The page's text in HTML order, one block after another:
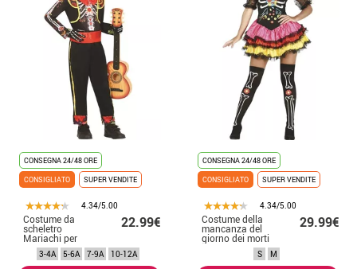
CONSEGNA 24/48 ORE
CONSIGLIATO
SUPER VENDITE
4.34/5.00
Costume da
scheletro
Mariachi per
bambino
22.99€
3-4A 5-6A 7-9A 10-12A
CONSEGNA 24/48 ORE
CONSIGLIATO
SUPER VENDITE
4.34/5.00
Costume della
mancanza del
giorno dei morti
per donna
29.99€
S M